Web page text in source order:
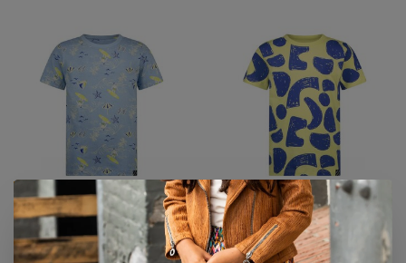
-50%
B.Nosy
-50%
B.Nosy